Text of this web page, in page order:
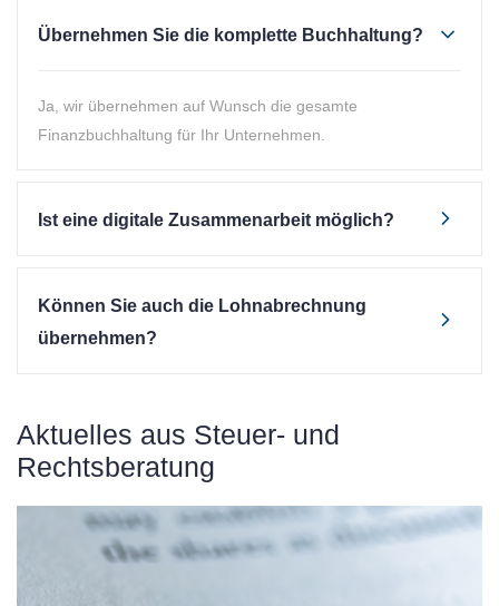
Übernehmen Sie die komplette Buchhaltung?
Ja, wir übernehmen auf Wunsch die gesamte
Finanzbuchhaltung für Ihr Unternehmen.
Ist eine digitale Zusammenarbeit möglich?
Können Sie auch die Lohnabrechnung
übernehmen?
Aktuelles aus Steuer- und
Rechtsberatung